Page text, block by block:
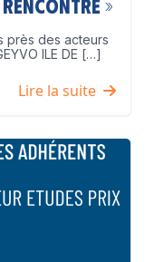
près des acteurs
ILE DE […]
Lire la suite